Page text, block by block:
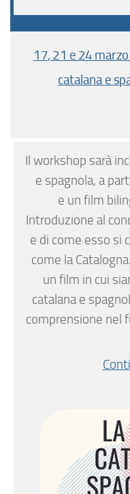
17, 21 e 24
catalana e
Il workshop sarà
e spagnola, a
e un film
Introduzione al
e di come esso si
come la
un film in cui
catalana e
comprensione nel